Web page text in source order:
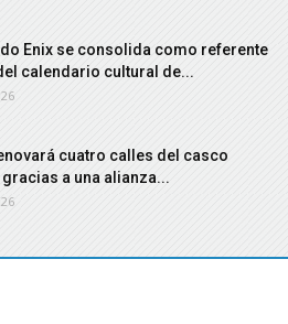
Enix se consolida como referente
calendario cultural de...
cuatro calles del casco
a una alianza...